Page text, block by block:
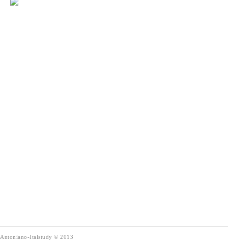
Antoniano-Italstudy © 2013